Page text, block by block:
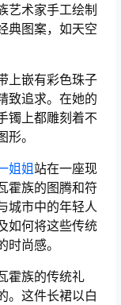
艺术家手工绘制
典图案，如天空
上嵌有彩色珠子
致追求。在她的
镯上都雕刻着不
。
姐姐站在一座现
霍族的图腾和符
城市中的年轻人
如何将这些传统
尚感。
霍族的传统礼
。这件长裙以白